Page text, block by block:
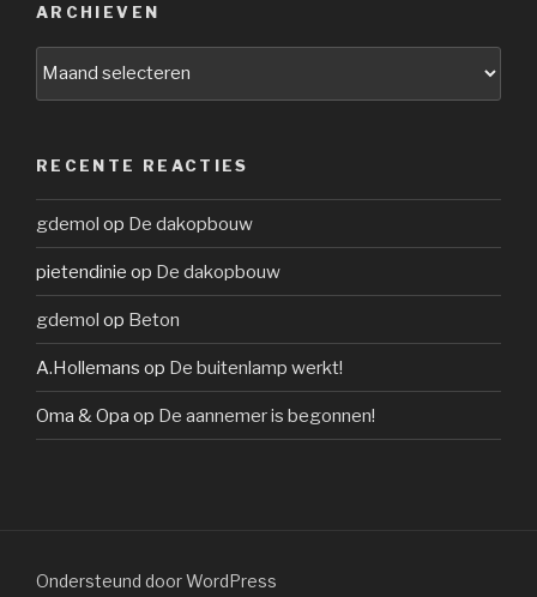
ARCHIEVEN
RECENTE REACTIES
gdemol op De dakopbouw
pietendinie op De dakopbouw
gdemol op Beton
A.Hollemans op De buitenlamp werkt!
Oma & Opa op De aannemer is begonnen!
Ondersteund door WordPress